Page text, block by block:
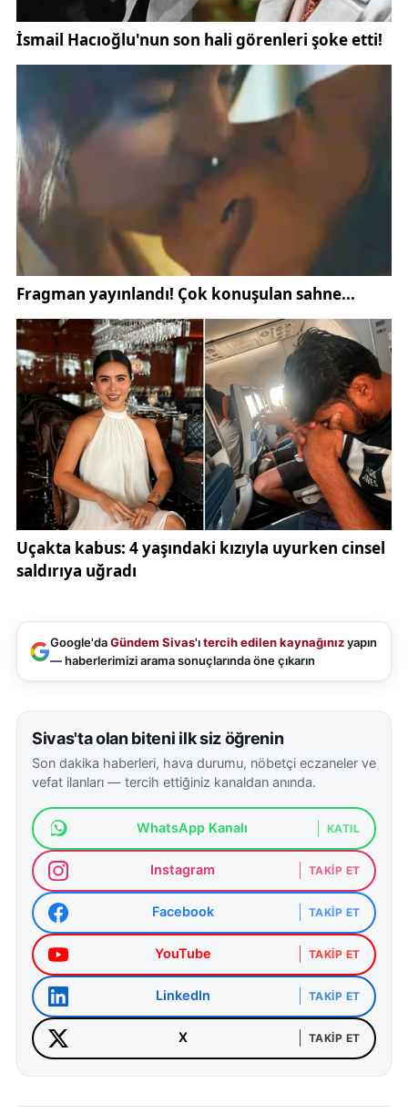
Google'daGündem Sivas'ıtercih edilen kaynağınızyapın
— haberlerimizi arama sonuçlarında öne çıkarın
Sivas'ta olan biteni ilk siz öğrenin
Son dakika haberleri, hava durumu, nöbetçi eczaneler ve
vefat ilanları — tercih ettiğiniz kanaldan anında.
WhatsApp Kanalı KATIL
Instagram TAKIP ET
Facebook TAKIP ET
YouTube TAKIP ET
LinkedIn TAKIP ET
X TAKIP ET